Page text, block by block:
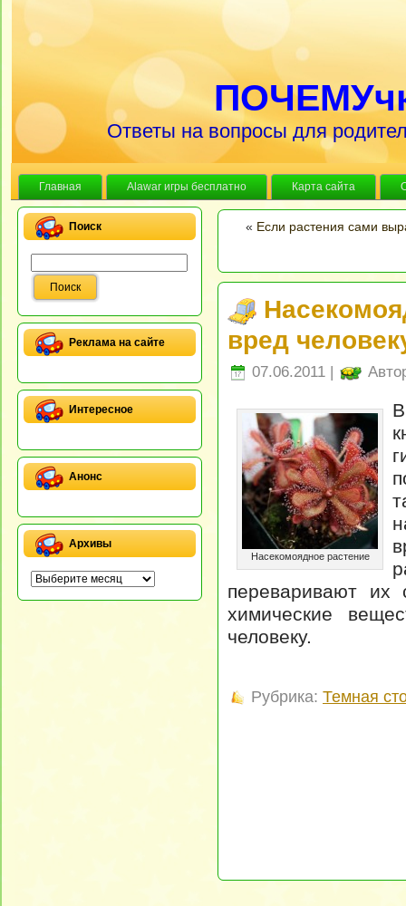
Ответы на вопросы для
Главная Alawar игры бесплатно Карта сайта
Поиск
Реклама на сайте
Интересное
Анонс
Архивы
« Если растения сами
вред
07.06.2011 |
Насекомоядное растение
переваривают
химические
человеку.
Рубрика: Темная